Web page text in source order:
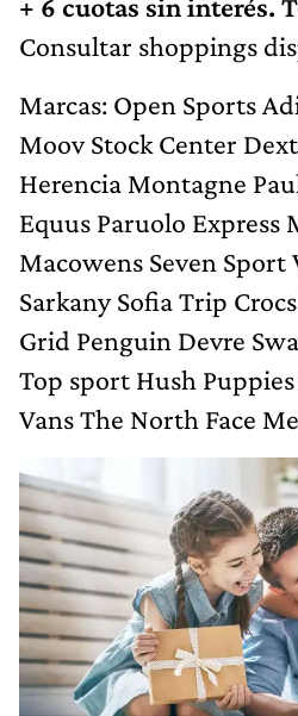
+ 6 cuotas sin interés.
Consultar shoppings
Marcas: Open Sports
Moov Stock Center
Herencia Montagne
Equus Paruolo Express
Macowens Seven Sport
Sarkany Sofia Trip
Grid Penguin Devre
Top sport Hush
Vans The North Face